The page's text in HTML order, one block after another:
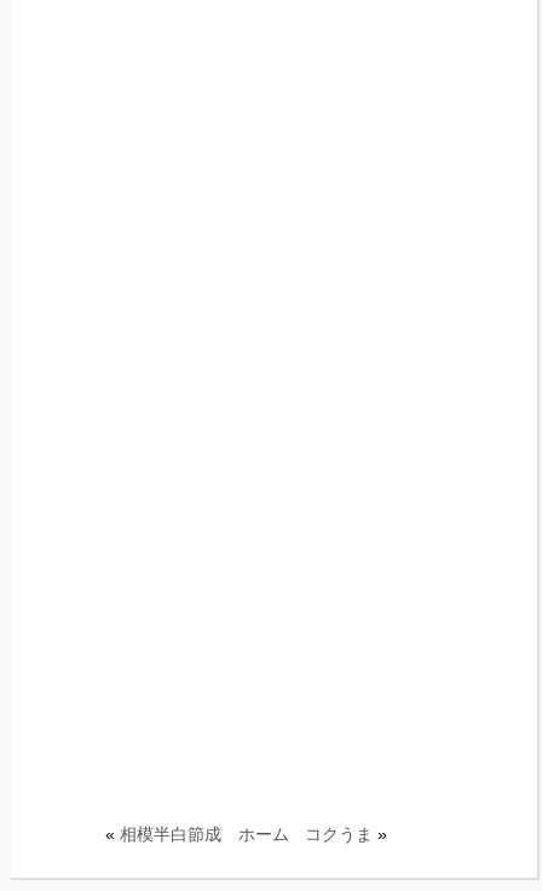
« 相模半白節成 ホーム コクうま »